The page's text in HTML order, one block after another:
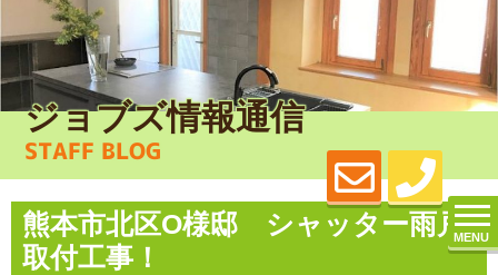
MENU
ジョブズ情報通信
STAFF BLOG
熊本市北区O様邸 シャッター雨戸
取付工事！